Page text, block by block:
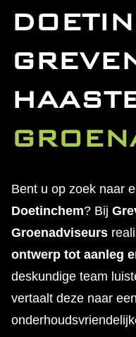
Bent u op zoek naar
Doetinchem? Bij
Groenadviseurs
ontwerp tot aanleg
deskundige team
vertaalt deze naar